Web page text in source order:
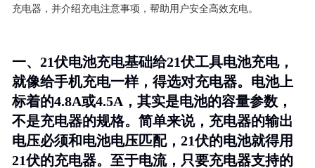
充电器，并介绍充电注意事项，帮助用户安全高效充电。
一、21伏电池充电基础给21伏工具电池充电，
就像给手机充电一样，得选对充电器。电池上
标着的4.8A或4.5A，其实是电池的容量参数，
不是充电器的规格。简单来说， 充电器的输出
电压必须和电池电压匹配，21伏的电池就得用
21伏的充电器。至于电流，只要充电器支持的